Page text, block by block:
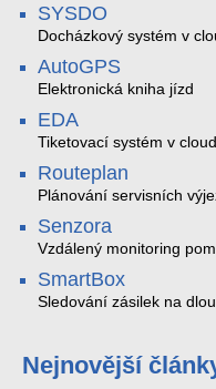
SYSDO
Docházkový systém v
AutoGPS
Elektronická kniha jízd
EDA
Tiketovací systém v
Routeplan
Plánování servisních
Senzora
Vzdálený monitoring
SmartBox
Sledování zásilek na
Nejnovější